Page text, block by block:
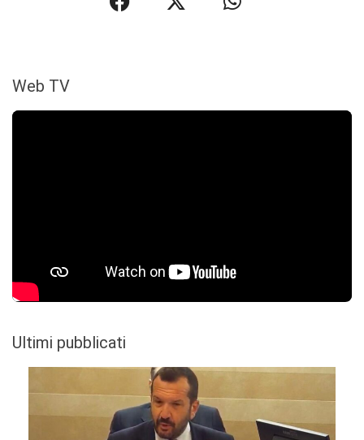
Web TV
Ultimi pubblicati